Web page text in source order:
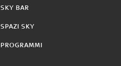
SKY BAR
SPAZI SKY
PROGRAMMI